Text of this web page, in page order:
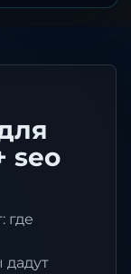
seo
где
дадут